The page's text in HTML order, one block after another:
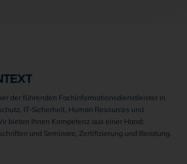
der führenden Fachinformationsdienstleister in
IT-Sicherheit, Human Resources und
bieten Ihnen Kompetenz aus einer Hand:
und Seminare, Zertifizierung und Beratung.